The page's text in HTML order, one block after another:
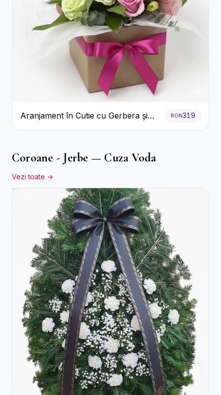
Aranjament în Cutie cu Gerbera și
Trandafiri Roz
RON319
Coroane - Jerbe — Cuza Voda
Vezi toate →